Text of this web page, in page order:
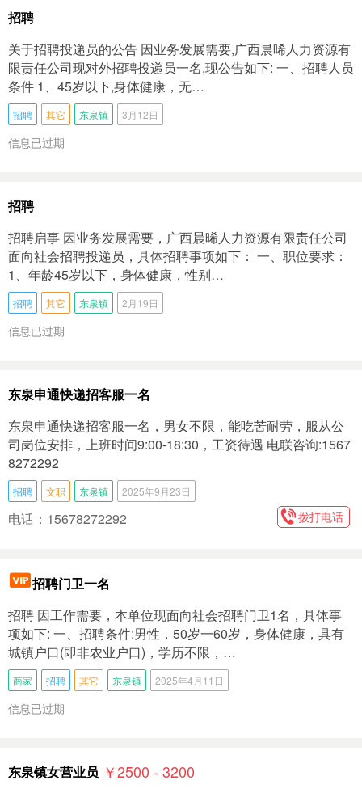
招聘
关于招聘投递员的公告 因业务发展需要,广西晨晞人力资源有
限责任公司现对外招聘投递员一名,现公告如下: 一、招聘人员
条件 1、45岁以下,身体健康，无…
招聘 其它 东泉镇 3月12日
信息已过期
招聘
招聘启事 因业务发展需要，广西晨晞人力资源有限责任公司
面向社会招聘投递员，具体招聘事项如下： 一、职位要求：
1、年龄45岁以下，身体健康，性别…
招聘 其它 东泉镇 2月19日
信息已过期
东泉申通快递招客服一名
东泉申通快递招客服一名，男女不限，能吃苦耐劳，服从公
司岗位安排，上班时间9:00-18:30，工资待遇 电联咨询:1567
8272292
招聘 文职 东泉镇 2025年9月23日
电话：15678272292 拨打电话
招聘门卫一名
招聘 因工作需要，本单位现面向社会招聘门卫1名，具体事
项如下: 一、招聘条件:男性，50岁一60岁，身体健康，具有
城镇户口(即非农业户口)，学历不限，…
商家 招聘 其它 东泉镇 2025年4月11日
信息已过期
东泉镇女营业员 ￥2500 - 3200